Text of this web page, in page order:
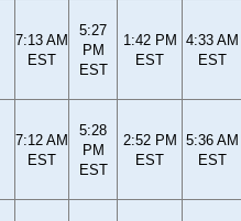
7:13 AM
EST
5:27
PM
EST
1:42 PM
EST
4:33 AM
EST
7:12 AM
EST
5:28
PM
EST
2:52 PM
EST
5:36 AM
EST